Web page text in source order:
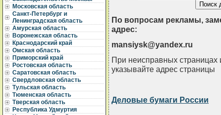
Московская область
Санкт-Петербург и
Ленинградская область
Амурская область
Воронежская область
Краснодарский край
Омская область
Приморский край
Ростовская область
Саратовская область
Свердловская область
Тульская область
Тюменская область
Тверская область
Республика Удмуртия
По вопросам рекламы,
адрес:
mansiysk@yandex.ru
При неисправных страницах
указывайте адрес страницы
Деловые бумаги России